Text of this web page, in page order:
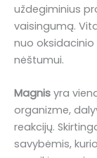
uždegiminius
vaisingumą.
nuo
nėštumui.
Magnis yra
organizme,
reakcijų.
savybėmis,